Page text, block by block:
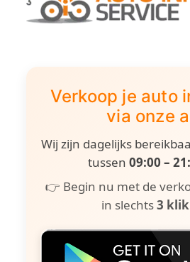
Verkoop je auto
via onze
Wij zijn dagelijks
tussen 09:00 –
👉 Begin nu met de
in slechts3